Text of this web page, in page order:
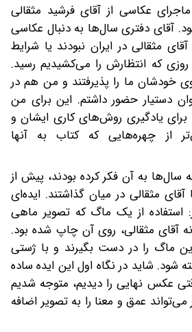
عکاسی از آقای فرشید مثقالی
آقای دفتری سال‌ها به دنبال عکاسی
مثقالی در ایران نبودند یا شرایط
روزی که انتظارش را می‌کشیدیم‌ رسید.
خودشان ما را پذیرفتند و من هم در
دستیار حضور داشتم. این برای من
یادگیری روش‌های کاری ایشان و
از چهره‌هایی که کتاب به آنها
سال‌ها به آن فکر کرده بودند، پیش از
مثقالی در میان گذاشتند. ایده‌ای
استفاده از یک ماگ که تصویر ماهی
آقای مثقالی، روی آن چاپ شده بود.
این ماگ را در دست بگیرند و با ژستی
شود. شاید در نگاه اول این ایده ساده
عکس نهایی را دیدیم، متوجه شدیم
عمق و معنا را به تصویر اضافه